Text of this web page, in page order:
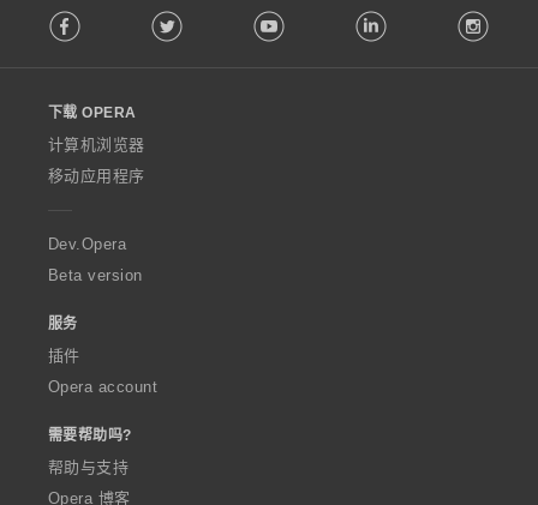
o
w
O
p
e
a
Facebook Twitter Youtube LinkedIn
下载 OPERA
计算机浏览器
移动应用程序
Dev.Opera
Beta version
服务
插件
Opera account
需要帮助吗?
帮助与支持
Opera 博客